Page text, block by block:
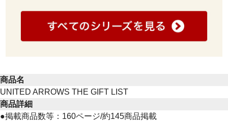
商品名
UNITED ARROWS THE GIFT LIST
商品詳細
●掲載商品数等：160ページ/約145商品掲載